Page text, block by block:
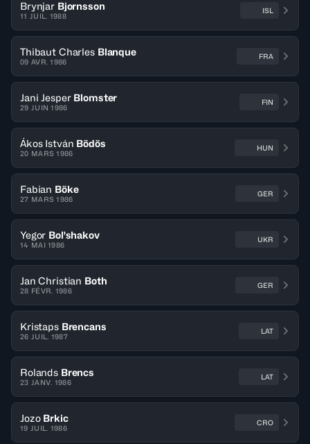
Brynjar Bjornsson
11 JUIL. 1988
ISL
Thibaut Charles Blanque
09 AVR. 1986
FRA
Jani Jesper Blomster
29 JUIN 1986
FIN
Ákos István Bödös
20 MARS 1986
HUN
Fabian Böke
27 MARS 1986
GER
Yegor Bol'shakov
14 MAI 1986
UKR
Jan Christian Both
28 FÉVR. 1986
GER
Kristaps Brencans
26 JUIL. 1987
LAT
Rolands Brencs
23 JANV. 1986
LAT
Jozo Brkic
19 JUIL. 1986
CRO